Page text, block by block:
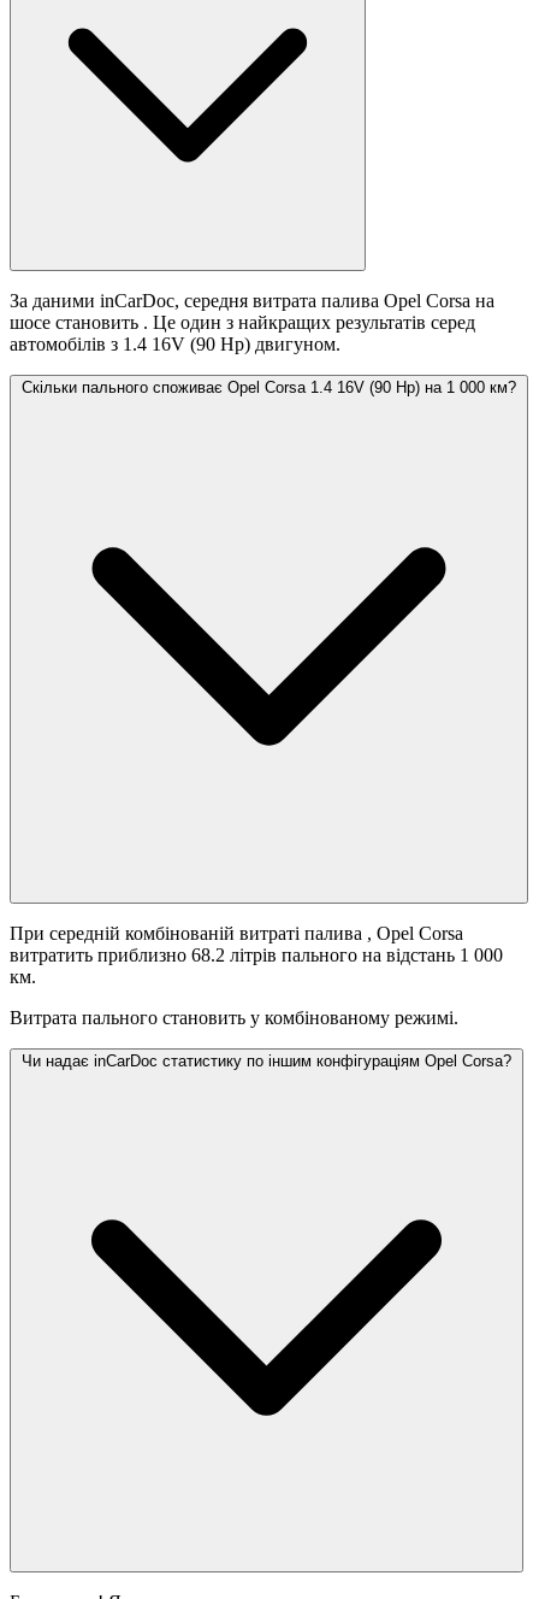
За даними inCarDoc, середня витрата палива Opel Corsa на
шосе становить . Це один з найкращих результатів серед
автомобілів з 1.4 16V (90 Hp) двигуном.
Скільки пального споживає Opel Corsa 1.4 16V (90 Hp) на 1 000 км?
При середній комбінованій витраті палива , Opel Corsa
витратить приблизно 68.2 літрів пального на відстань 1 000
км.
Витрата пального становить у комбінованому режимі.
Чи надає inCarDoc статистику по іншим конфігураціям Opel Corsa?